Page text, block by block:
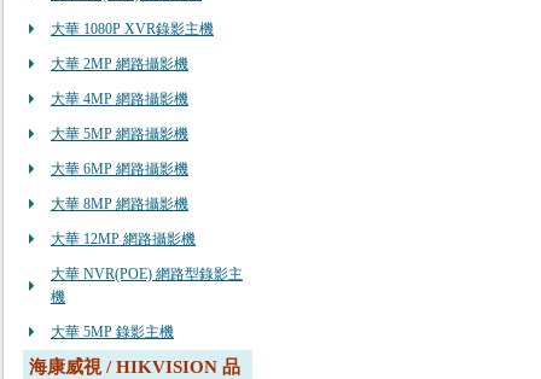
大華 1080P XVR錄影主機
大華 2MP 網路攝影機
大華 4MP 網路攝影機
大華 5MP 網路攝影機
大華 6MP 網路攝影機
大華 8MP 網路攝影機
大華 12MP 網路攝影機
大華 NVR(POE) 網路型錄影主
機
大華 5MP 錄影主機
海康威視 / HIKVISION 品